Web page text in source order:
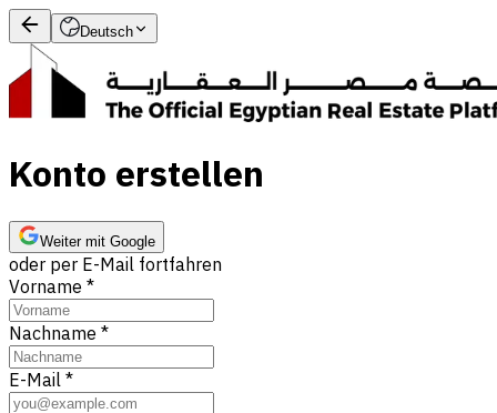
Deutsch
Konto erstellen
Weiter mit Google
oder per E-Mail fortfahren
Vorname *
Nachname *
E-Mail *